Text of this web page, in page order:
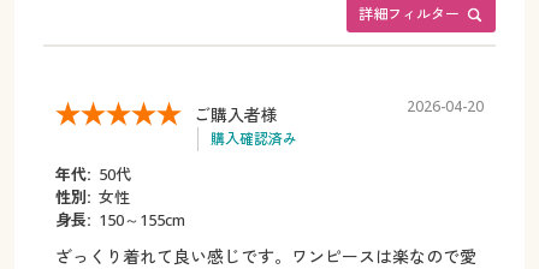
詳細フィルター
ご購入者様
購入確認済み
2026-04-20
年代: 50代
性別: 女性
身長: 150～155cm
ざっくり着れて良い感じです。ワンピースは楽なので愛